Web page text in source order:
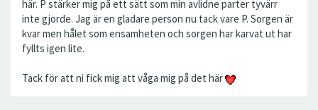
här. P stärker mig på ett sätt som min avlidne parter tyvärr
inte gjorde. Jag är en gladare person nu tack vare P. Sorgen är
kvar men hålet som ensamheten och sorgen har karvat ut har
fyllts igen lite.
Tack för att ni fick mig att våga mig på det här